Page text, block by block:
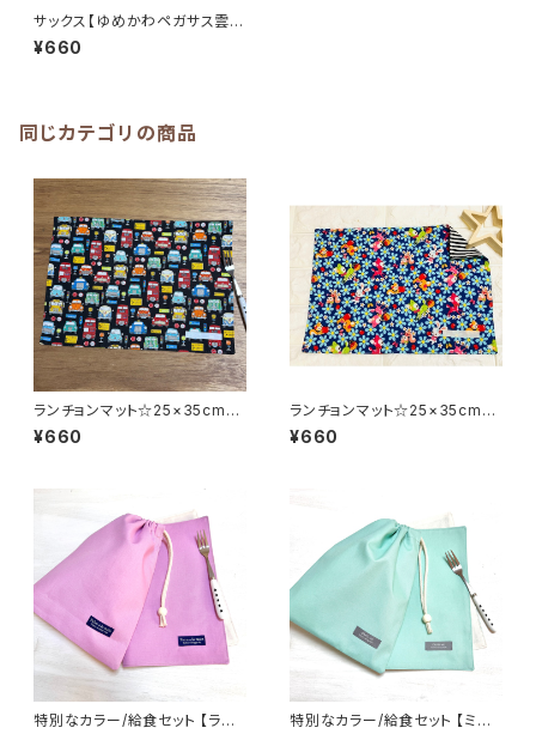
サックス【ゆめかわペガサス雲と
虹ラメ入り】ランチョンマット☆2
5×35cm★RM.｜通園用のか
¥660
同じカテゴリの商品
ランチョンマット☆25×35cmブ
ラック【レトロカー柄】★RM.
車 男の子 裏地付き｜通園通
¥660
ランチョンマット☆25×35cm
【レトロアニマル柄】★RM. 動
物 ウサギ 女の子｜通園通学
¥660
特別なカラー/給食セット 【ライ
特別なカラー/給食セット 【ミン